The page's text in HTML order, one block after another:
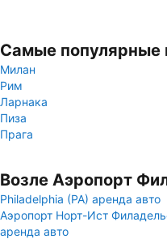
Самые популярные
Милан
Рим
Ларнака
Пиза
Прага
Возле Аэропорт
Philadelphia (PA) аренда авто
Аэропорт Норт-Ист
аренда авто